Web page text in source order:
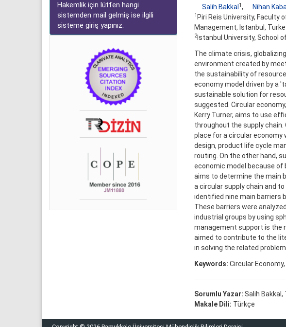
Hakemlik için lütfen hangi
sistemden mail gelmiş ise ilgili
sisteme giriş yapınız.
Salih Bakkal 1, Nihan
1 Piri Reis University,
Management, Istanbul,
2Istanbul University, School
The climate crisis,
environment created by
the sustainability of
economy model driven by a
sustainable solution for
suggested. Circular
Kerry Turner, aims to use
throughout the supply
place for a circular
design, product life cycle
routing. On the other hand,
economic model because of
aims to determine the main
a circular supply chain and
identified nine main barriers
These barriers were
industrial groups by using
management support is the
aimed to contribute to the
in solving the related problem.
Keywords: Circular
Sorumlu Yazar: Salih Bakkal,
Makale Dili: Türkçe